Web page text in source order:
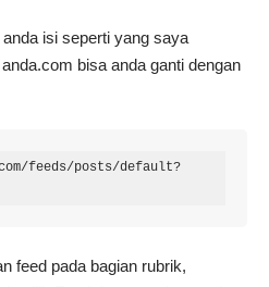
isi seperti yang saya
bisa anda ganti dengan
feeds/posts/default?
feed pada bagian rubrik,